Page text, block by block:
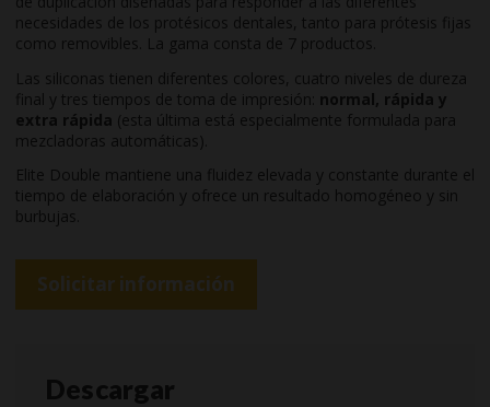
necesidades de los protésicos dentales, tanto para prótesis fijas
como removibles. La gama consta de 7 productos.
Las siliconas tienen diferentes colores, cuatro niveles de dureza
final y tres tiempos de toma de impresión: normal, rápida y
extra rápida (esta última está especialmente formulada para
mezcladoras automáticas).
Elite Double mantiene una fluidez elevada y constante durante el
tiempo de elaboración y ofrece un resultado homogéneo y sin
burbujas.
Solicitar información
Descargar